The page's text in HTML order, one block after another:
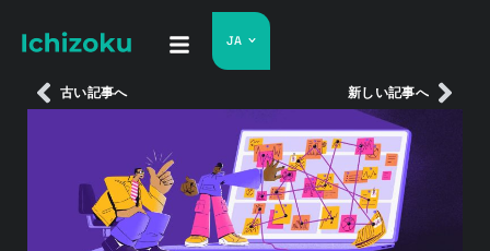
JA
古い記事へ 新しい記事へ